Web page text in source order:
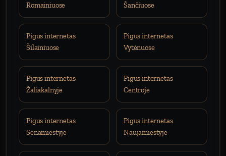
Romainiuose
Šančiuose
Pigus internetas
Šilainiuose
Pigus internetas
Vytėnuose
Pigus internetas
Žaliakalnyje
Pigus internetas
Centroje
Pigus internetas
Senamiestyje
Pigus internetas
Naujamiestyje